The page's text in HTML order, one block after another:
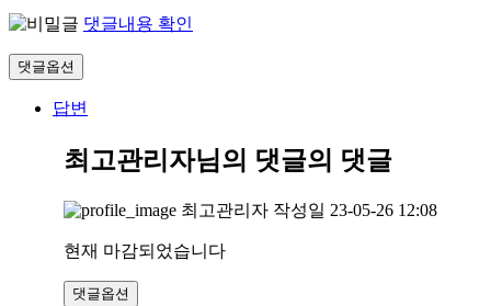
댓글내용 확인
댓글옵션
답변
최고관리자님의 댓글의 댓글
최고관리자 작성일 23-05-26 12:08
현재 마감되었습니다
댓글옵션